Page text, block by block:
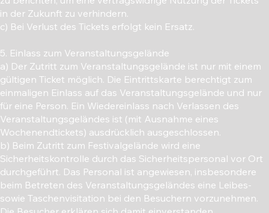
in der Zukunft zu verhindern.
c) Bei Verlust des Tickets erfolgt kein Ersatz.
5. Einlass zum Veranstaltungsgelände
a) Der Zutritt zum Veranstaltungsgelände ist nur mit einem
gültigen Ticket möglich. Die Eintrittskarte berechtigt zum
einmaligen Einlass auf das Veranstaltungsgelände und nur
für eine Person. Ein Wiedereinlass nach Verlassen des
Veranstaltungsgeländes ist (mit Ausnahme eines
Wochenendtickets) ausdrücklich ausgeschlossen.
b) Beim Zutritt zum Festivalgelände wird eine
Sicherheitskontrolle durch das Sicherheitspersonal vor Ort
durchgeführt. Das Personal ist angewiesen, insbesondere
beim Betreten des Veranstaltungsgeländes eine Leibes-
sowie Taschenvisitation bei den Besuchern vorzunehmen.